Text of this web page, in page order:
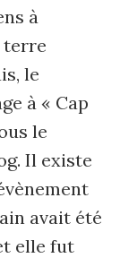
à
terre
le
à « Cap
le
Il existe
avait été
elle fut